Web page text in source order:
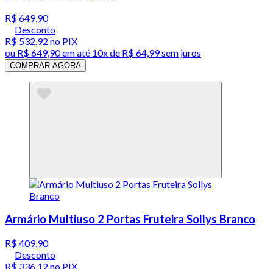
R$ 649,90
Desconto
R$ 532,92 no PIX
ou R$ 649,90em até 10x de R$ 64,99 sem juros
COMPRAR AGORA
Armário Multiuso 2 Portas Fruteira Sollys Branco
R$ 409,90
Desconto
R$ 336,12 no PIX